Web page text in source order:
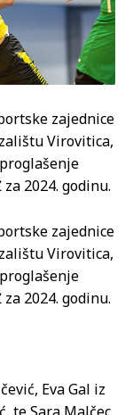
zajednice
Virovitica,
2024. godinu.
zajednice
Virovitica,
2024. godinu.
Eva Gal iz